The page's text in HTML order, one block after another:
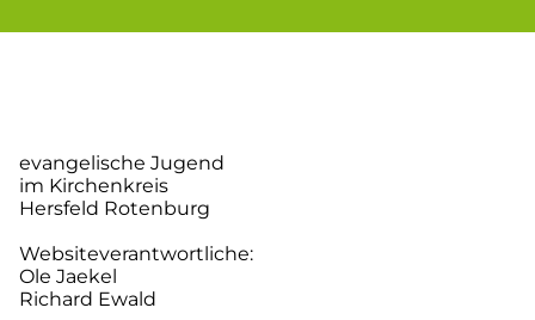
evangelische Jugend
im Kirchenkreis
Hersfeld Rotenburg
Websiteverantwortliche:
Ole Jaekel
Richard Ewald